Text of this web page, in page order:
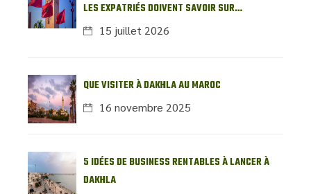
LES EXPATRIÉS DOIVENT SAVOIR SUR
L’IMMOBILIER LOCAL
15 juillet 2026
QUE VISITER À DAKHLA AU MAROC
16 novembre 2025
5 IDÉES DE BUSINESS RENTABLES À LANCER À
DAKHLA